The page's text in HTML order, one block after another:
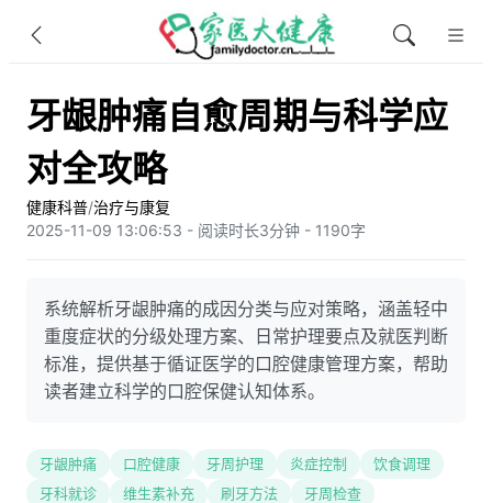
牙龈肿痛自愈周期与科学应
对全攻略
健康科普/治疗与康复
2025-11-09 13:06:53 - 阅读时长3分钟 - 1190字
系统解析牙龈肿痛的成因分类与应对策略，涵盖轻中
重度症状的分级处理方案、日常护理要点及就医判断
标准，提供基于循证医学的口腔健康管理方案，帮助
读者建立科学的口腔保健认知体系。
牙龈肿痛 口腔健康 牙周护理 炎症控制
饮食调理
牙科就诊
维生素补充 刷牙方法
牙周检查